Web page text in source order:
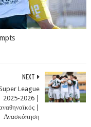
NEXT
League
2025-2026 |
|
Ανασκόπηση